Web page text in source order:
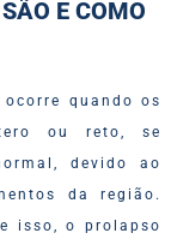
E COMO
quando os
ou reto, se
devido ao
da região.
isso, o prolapso